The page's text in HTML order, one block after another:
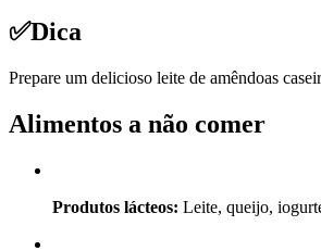
✅Dica
Prepare um delicioso leite de amêndoas
Alimentos a não comer
Produtos lácteos: Leite, queijo,